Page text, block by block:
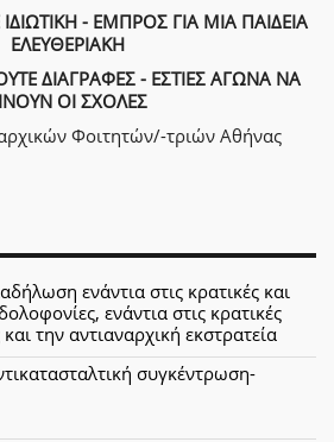
- ΕΜΠΡΟΣ ΓΙΑ ΜΙΑ ΠΑΙΔΕΙΑ
ΕΛΕΥΘΕΡΙΑΚΗ
ΔΙΑΓΡΑΦΕΣ - ΕΣΤΙΕΣ ΑΓΩΝΑ ΝΑ
ΟΙ ΣΧΟΛΕΣ
Φοιτητών/-τριών Αθήνας
ενάντια στις κρατικές και
ενάντια στις κρατικές
την αντιαναρχική εκστρατεία
συγκέντρωση-